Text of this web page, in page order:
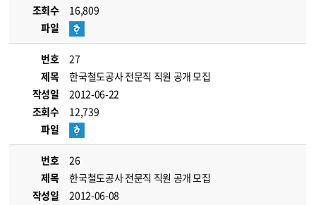
조회수
16,809
파일
번호
27
제목
한국철도공사 전문직 직원 공개 모집
작성일
2012-06-22
조회수
12,739
파일
번호
26
제목
한국철도공사 전문직 직원 공개 모집
작성일
2012-06-08